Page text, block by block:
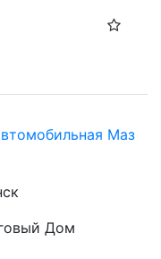
Маз
Дом